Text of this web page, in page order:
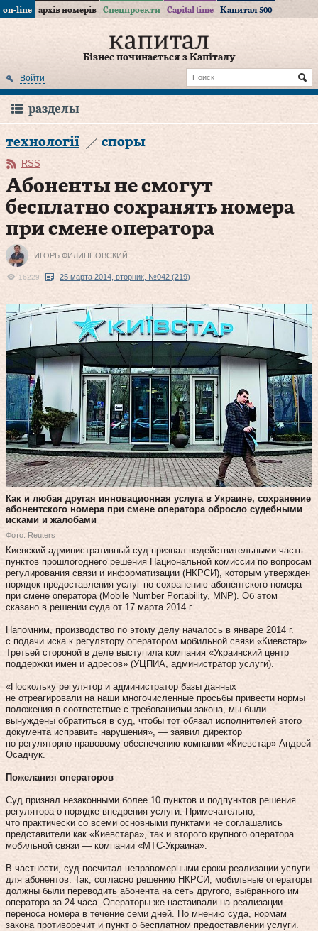
on-line архів номерів Спецпроекти Capital time Капитал 500
Бізнес починається з Капіталу
Войти
разделы
технології споры
RSS
Абоненты не смогут
бесплатно сохранять номера
при смене оператора
ИГОРЬ ФИЛИППОВСКИЙ
16229 25 марта 2014, вторник, №042 (219)
Как и любая другая инновационная услуга в Украине, сохранение
абонентского номера при смене оператора обросло судебными
исками и жалобами
Фото: Reuters
Киевский административный суд признал недействительными часть
пунктов прошлогоднего решения Национальной комиссии по вопросам
регулирования связи и информатизации (НКРСИ), которым утвержден
порядок предоставления услуг по сохранению абонентского номера
при смене оператора (Mobile Number Portability, MNP). Об этом
сказано в решении суда от 17 марта 2014 г.
Напомним, производство по это­му делу началось в январе 2014 г.
с подачи иска к регулятору оператором мобильной связи «Киевстар».
Третьей стороной в деле выступила компания «Украинский центр
поддержки имен и адресов» (УЦПИА, администратор услуги).
«Поскольку регулятор и администратор базы данных
не отреагировали на наши многочисленные просьбы привести нормы
положения в соответствие с требованиями закона, мы были
вынуждены обратиться в суд, чтобы тот обязал исполнителей этого
документа исправить нарушения», — заявил директор
по регуляторно-правовому обеспечению компании «Киевстар» Андрей
Осадчук.
Пожелания операторов
Суд признал незаконными более 10 пунктов и подпунктов решения
регулятора о порядке внедрения услуги. Примечательно,
что практически со всеми основными пунк­тами не соглашались
представители как «Киевстара», так и второго крупного оператора
мобильной связи — компании «МТС-Украина».
В частности, суд посчитал неправомерными сроки реализации услуги
для абонентов. Так, согласно решению НКРСИ, мобильные операторы
должны были переводить абонента на сеть другого, выбранного им
оператора за 24 часа. Операторы же настаивали на реализации
переноса номера в течение семи дней. По мнению суда, нормам
закона противоречит и пункт о бесплатном предоставлении услуги.